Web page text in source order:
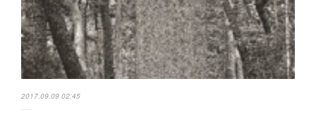
2017.09.09 02:45